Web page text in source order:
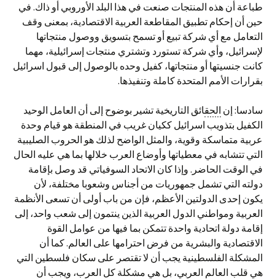
طباعة أن هذه المنتجات صنعت في هذا البلد الأوروبي أو ذاك. في
حين أن إحكام تطبيق المقاطعة العربية الاقتصادية، بمعنى وقف
التعامل مع أي شركة تبيع أو تسمح بتسويق ووصول منتجاتها
لإسرائيل، وأي شركة تستورد وتشتري منتجات إسرائيلية، مهما
كانت جنسيتها أو منتجاتها، كفيل وحده بالوصول إلى قبول اسرائيل
بقرارات الأمم المتحدة كاملة وتنفيذها.
سادسا: إن الحقائق التاريخية تشير بوضوح إلى أن العامل الوحيد
الكفيل بتذويب اسرائيل ككيان غريب في المنطقة هو قيام وحدة
عربية متماسكة وقوية، والمثل الواضح لذلك هو الحروب الصليبية
التي تتشابه في معطياتها وأوضاع العرب خلالها بما هي عليه الحال
في الوقت الحاضر. وإذا كان الاتحاد السوفياتي قد وصل بإقامة
دولته التي تشمل جمهوريات من أجناس وشعوبا مختلفة، لأن
يكون إحدى الدولتين الأعظم، فإن من باب أولى أن تسعى الأنظمة
العربية ومواطني الدول العربية الذين ينتمون إلى شعب واحد، إلى
إقامة دولة اتحادية واحدة تتمكن بما فيها من عوامل القوة
الاقتصادية والبشرية من فرض احترامها على العالم. كما أن
المشكلة الفلسطينية يجب أن لا تقتصر علی سكان فلسطين التي
هي قلب العالم العربي، بل هي مشكلة كل العرب، ويجب أن